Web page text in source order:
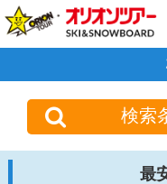
検索
最